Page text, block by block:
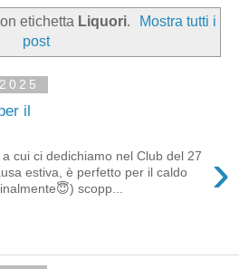
etichetta Liquori.
Mostra tutti i
post
il
›
cui ci dedichiamo nel Club del 27
estiva, è perfetto per il caldo
scopp...